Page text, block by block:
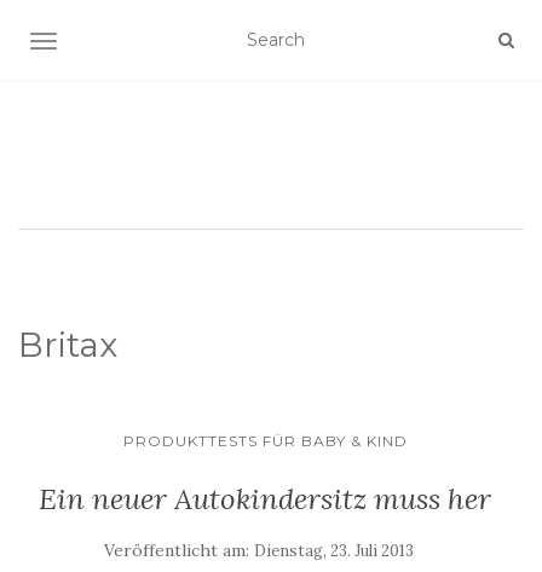
SCHALTE NAVIGATION
Britax
PRODUKTTESTS FÜR BABY & KIND
Ein neuer Autokindersitz muss her
Veröffentlicht am: Dienstag, 23. Juli 2013